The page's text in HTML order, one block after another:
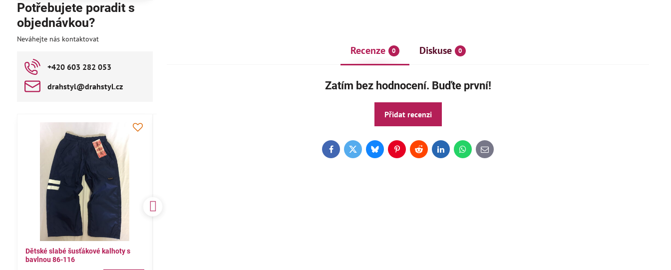
Recenze 0 Diskuse 0
Zatím bez hodnocení. Buďte první!
Přidat recenzi
FacebookTwitterBlueskyPinterestRedditLinkedInWhatsApp
E-
mail
Potřebujete poradit s
objednávkou?
Neváhejte nás kontaktovat
+420 603 282 053
drahstyl​@drahstyl​.cz
Dětské slabé šusťákové kalhoty s
bavlnou 86-116
ČESKÝ VÝROBEK